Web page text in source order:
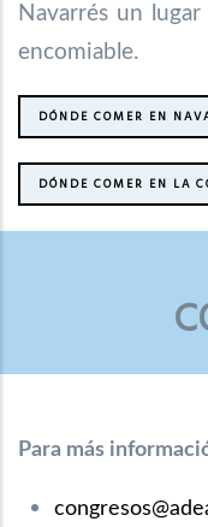
Navarrés un
encomiable.
DÓNDE COMER EN
DÓNDE COMER EN LA
Para más